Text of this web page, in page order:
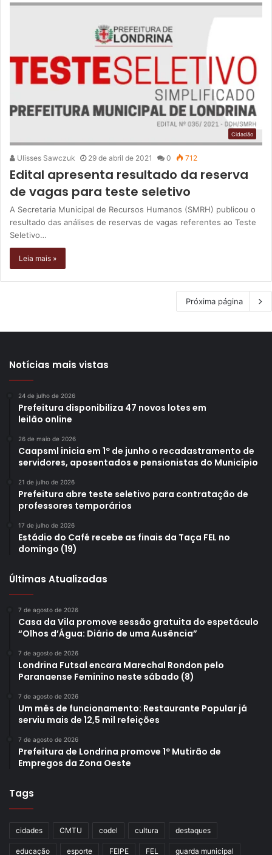
Cidadão
Ulisses Sawczuk 29 de abril de 2021 0 712
Edital apresenta resultado da reserva
de vagas para teste seletivo
A Secretaria Municipal de Recursos Humanos (SMRH) publicou o
resultado das análises de reservas de vagas referentes ao Teste
Seletivo…
Leia mais »
Próxima página
Notícias mais vistas
24 de julho de 2026
Prefeitura disponibiliza 47 novos lotes em
leilão online
26 de maio de 2026
Caapsml inicia em 1º de junho o recadastramento de
servidores, aposentados e pensionistas do Município
21 de julho de 2026
Prefeitura abre teste seletivo para contratação de
professores temporários
17 de julho de 2026
Estádio do Café recebe as finais da Taça FEL no
domingo (19)
Últimas Atualizadas
7 de agosto de 2026
Casa da Vila promove sessão gratuita do espetáculo
“Olhos d’Água: Diário de uma Ausência”
7 de agosto de 2026
Londrina Futsal encara Marechal Rondon pelo
Paranaense Feminino neste sábado (8)
7 de agosto de 2026
Um mês de funcionamento: Restaurante Popular já
serviu mais de 12,5 mil refeições
7 de agosto de 2026
Prefeitura de Londrina promove 1º Mutirão de
Empregos da Zona Oeste
Tags
cidades CMTU codel cultura destaques
educação esporte FEIPE FEL guarda municipal